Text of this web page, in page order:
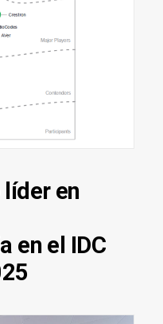
en
en el IDC